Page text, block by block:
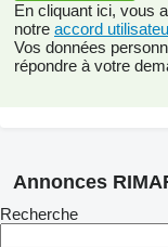
En cliquant ici, vous
notre accord
Vos données
répondre à votre
Annonces
Recherche